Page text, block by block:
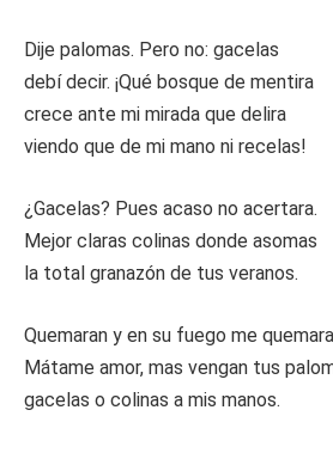
Dije palomas. Pero no: gacelas
debí decir. ¡Qué bosque de mentira
crece ante mi mirada que delira
viendo que de mi mano ni recelas!
¿Gacelas? Pues acaso no acertara.
Mejor claras colinas donde asomas
la total granazón de tus veranos.
Quemaran y en su fuego me
Mátame amor, mas vengan tus
gacelas o colinas a mis manos.